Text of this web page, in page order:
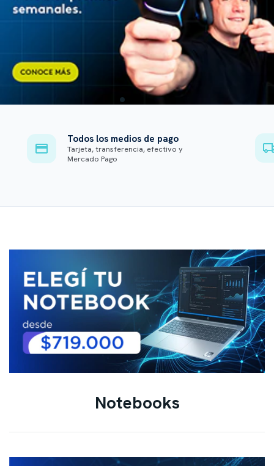
Todos los medios de pago
Tarjeta, transferencia, efectivo y
Mercado Pago
Notebooks